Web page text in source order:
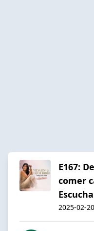
E167:
comer
2025-02-20